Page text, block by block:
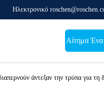
Ηλεκτρονικό
Αίτημα
άντεξαν την τρύπα για τη